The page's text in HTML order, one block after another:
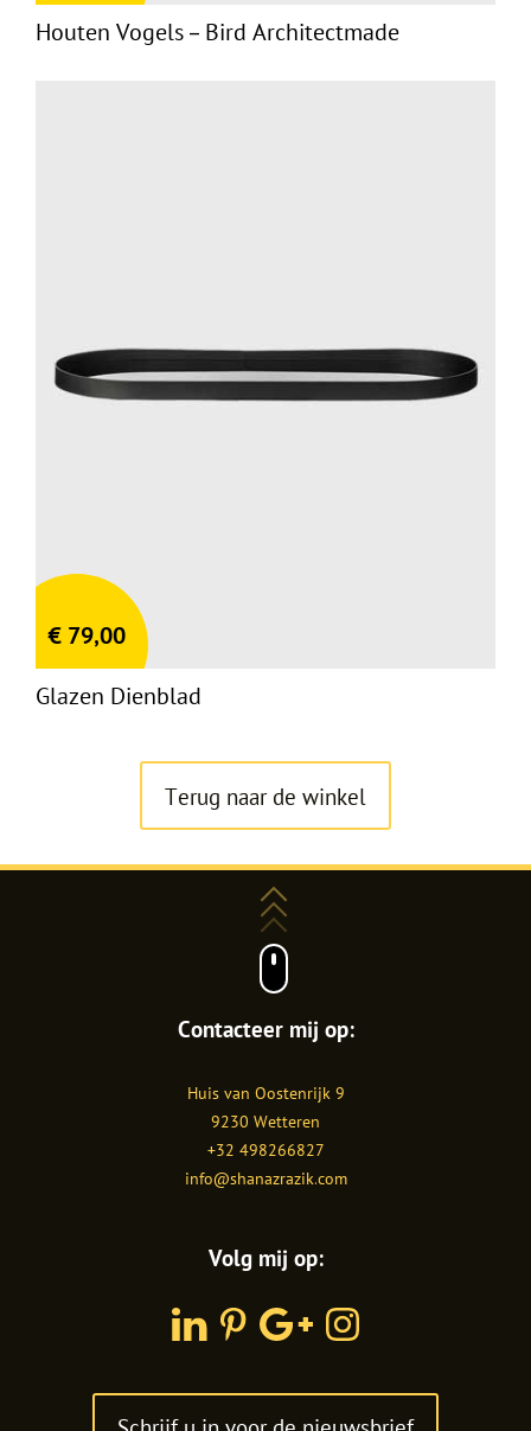
Houten Vogels – Bird Architectmade
€ 79,00
Glazen Dienblad
Terug naar de winkel
Contacteer mij op:
Huis van Oostenrijk 9
9230 Wetteren
+32 498266827
info@shanazrazik.com
Volg mij op:
LinkedInPinterestGoogle
Instagram